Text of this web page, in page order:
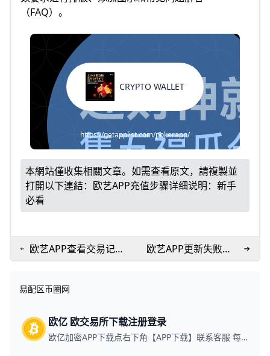
（FAQ）。
CRYPTO WALLET
https://getapplist.com/pokerapp/
本網站僅收集相關文章。如需查看原文，請複製並
打開以下連結： 欧艺APP充值步骤详细说明：新手
必看
欧艺APP查看交易记录
全攻略：3步搞定账单
欧艺APP更新失败？5
分钟速解决！
易配区币圈网
欧亿 欧交易所下载注册登录
欧亿加密APP下载点右下角【APP下载】联系客服 每日更新可用链接